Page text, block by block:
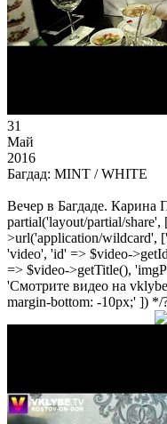
31
Май
2016
Багдад: MINT / WHITE
Вечер в Багдаде. Карина
partial('layout/partial/
>url('application/wildcard',
'video', 'id' => $video-
=> $video->getTitle(),
'Смотрите видео на
margin-bottom: -10px;' ]) */